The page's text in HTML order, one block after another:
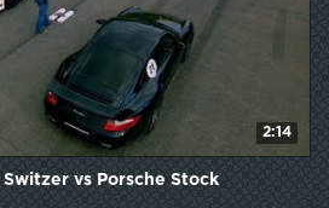
2:14
Switzer vs Porsche Stock